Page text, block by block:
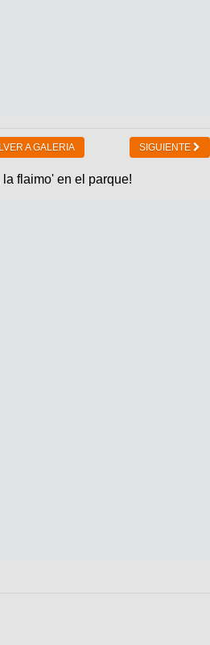
A GALERIA SIGUIENTE
flaimo' en el parque!